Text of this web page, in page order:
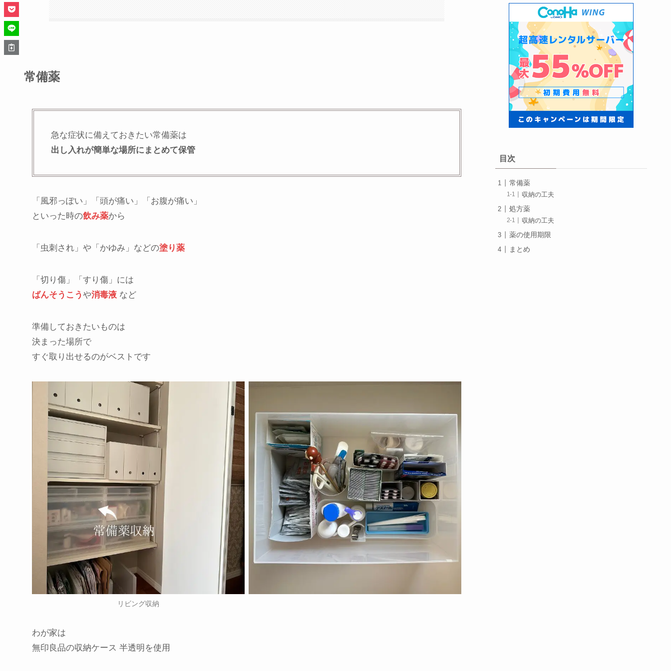
常備薬
急な症状に備えておきたい常備薬は
出し入れが簡単な場所にまとめて保管
「風邪っぽい」「頭が痛い」「お腹が痛い」
といった時の飲み薬から
「虫刺され」や「かゆみ」などの塗り薬
「切り傷」「すり傷」には
ばんそうこうや消毒液 など
準備しておきたいものは
決まった場所で
すぐ取り出せるのがベストです
リビング収納
わが家は
無印良品の収納ケース 半透明を使用
目次
常備薬
収納の工夫
処方薬
収納の工夫
薬の使用期限
まとめ